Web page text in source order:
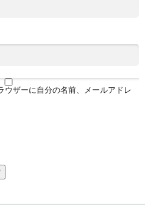
ウザーに自分の名前、メールアドレ